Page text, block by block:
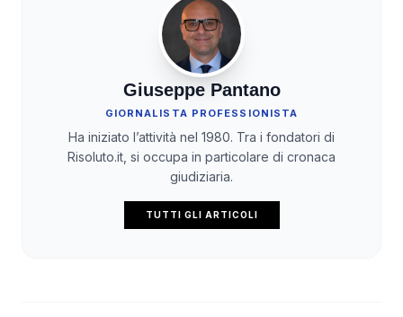
Giuseppe Pantano
GIORNALISTA PROFESSIONISTA
Ha iniziato l’attività nel 1980. Tra i fondatori di
Risoluto.it, si occupa in particolare di cronaca
giudiziaria.
TUTTI GLI ARTICOLI